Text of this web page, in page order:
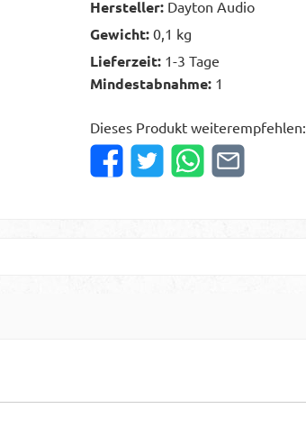
Hersteller: Dayton Audio
Gewicht:0,1 kg
Lieferzeit: 1-3 Tage
Mindestabnahme: 1
Dieses Produkt weiterempfehlen: